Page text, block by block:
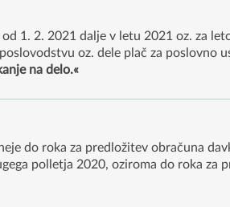
1. 2. 2021 dalje v letu 2021 oz. za
oz. dele plač za poslovno
na delo.«
do roka za predložitev obračuna
polletja 2020, oziroma do roka za